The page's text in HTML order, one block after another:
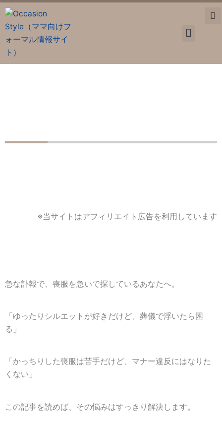
内
容
を
ス
※当サイトはアフィリエイト広告を利用しています
急な訃報で、喪服を急いで探しているあなたへ。
「ゆったりシルエットが好きだけど、葬儀で浮いたら困
る」
「かっちりした喪服は苦手だけど、マナー違反にはなりた
くない」
この記事を読めば、その悩みはすっきり解決します。